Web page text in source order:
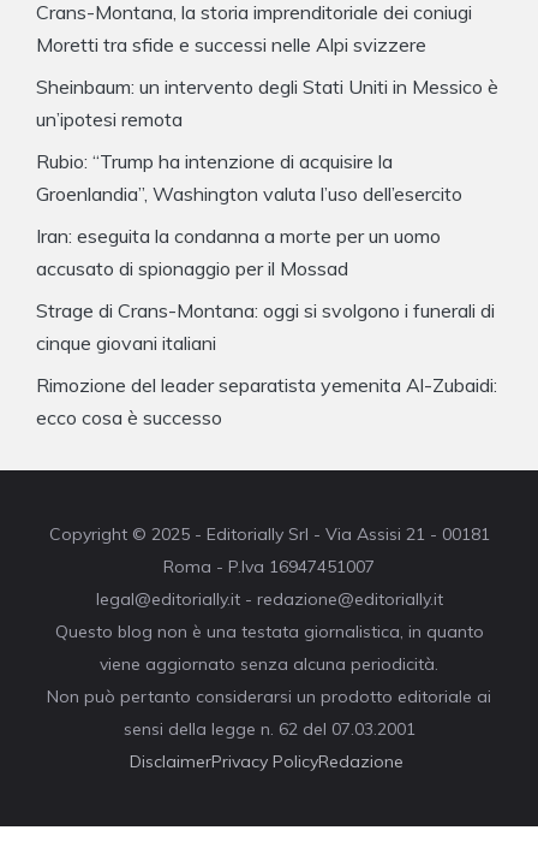
Crans-Montana, la storia imprenditoriale dei coniugi
Moretti tra sfide e successi nelle Alpi svizzere
Sheinbaum: un intervento degli Stati Uniti in Messico è
un’ipotesi remota
Rubio: “Trump ha intenzione di acquisire la
Groenlandia”, Washington valuta l’uso dell’esercito
Iran: eseguita la condanna a morte per un uomo
accusato di spionaggio per il Mossad
Strage di Crans-Montana: oggi si svolgono i funerali di
cinque giovani italiani
Rimozione del leader separatista yemenita Al-Zubaidi:
ecco cosa è successo
Copyright © 2025 - Editorially Srl - Via Assisi 21 - 00181
Roma - P.Iva 16947451007
legal@editorially.it - redazione@editorially.it
Questo blog non è una testata giornalistica, in quanto
viene aggiornato senza alcuna periodicità.
Non può pertanto considerarsi un prodotto editoriale ai
sensi della legge n. 62 del 07.03.2001
DisclaimerPrivacy PolicyRedazione